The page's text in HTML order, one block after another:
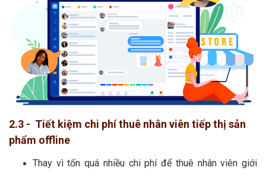
2.3 - Tiết kiệm chi phí thuê nhân viên tiếp thị sản
phẩm offline
Thay vì tốn quá nhiều chi phí để thuê nhân viên giới